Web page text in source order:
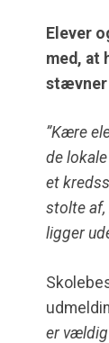
Elever
med, at
stævner
”Kære
de
et
stolte af,
ligger
er vældig